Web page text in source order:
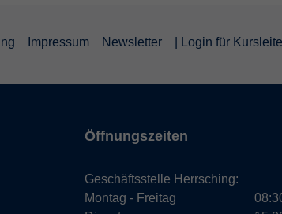
Impressum Newsletter | Login für
Öffnungszeiten
Geschäftsstelle Herrsching:
Montag - Freitag